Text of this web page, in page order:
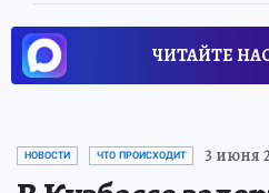
ЧИТАЙТЕ
НОВОСТИ ЧТО ПРОИСХОДИТ 3 июня